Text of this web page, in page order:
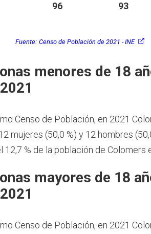
96 93
Fuente: Censo de Población de 2021 - INE
menores de 18
Censo de Población, en 2021
mujeres (50,0 %) y 12 hombres
12,7 % de la población de Colomers
mayores de 18
Censo de Población, en 2021